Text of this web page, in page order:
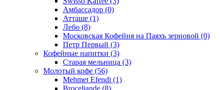
Амбассадор (0)
Атташе (1)
Лебо (8)
Московская Кофейня на Паяхъ зерновой (0)
Петр Первый (3)
Кофейные напитки (3)
Старая мельница (3)
Молотый кофе (56)
Mehmet Efendi (1)
Broceliande (8)